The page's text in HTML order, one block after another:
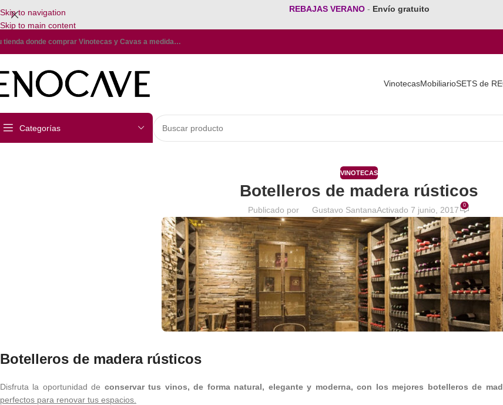
Skip to navigation
Skip to main content
REBAJAS VERANO - Envío gratuito
tienda donde comprar Vinotecas y Cavas a medida…
VinotecasMobiliarioSETS de
Categorías
VINOTECAS
Botelleros de madera rústicos
Publicado por Gustavo SantanaActivado 7 junio, 2017 0
Botelleros de madera rústicos
Disfruta la oportunidad de conservar tus vinos, de forma natural, elegante y moderna, con los mejores botelleros de
perfectos para renovar tus espacios.